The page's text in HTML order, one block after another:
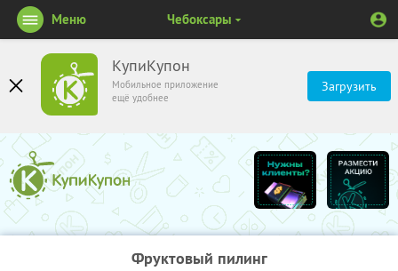
КупиКупон
Мобильное приложение
ещё удобнее
Загрузить
Меню Чебоксары
Фруктовый пилинг